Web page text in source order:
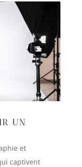
UN
et
captivent